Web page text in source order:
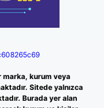
kurum veya
Sitede yalnızca
Burada yer alan